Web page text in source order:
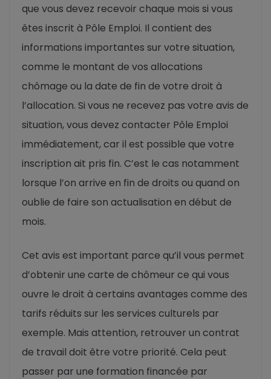
que vous devez recevoir chaque mois si vous
êtes inscrit à Pôle Emploi. Il contient des
informations importantes sur votre situation,
comme le montant de vos allocations
chômage ou la date de fin de votre droit à
l’allocation. Si vous ne recevez pas votre avis de
situation, vous devez contacter Pôle Emploi
immédiatement, car il est possible que votre
inscription ait pris fin. C’est le cas notamment
lorsque l’on arrive en fin de droits ou quand on
oublie de faire son actualisation en début de
mois.
Cet avis est important parce qu’il vous permet
d’obtenir une carte de chômeur ce qui vous
ouvre le droit à certains avantages comme des
tarifs réduits sur les services culturels par
exemple. Mais attention, retrouver un contrat
de travail doit être votre priorité. Cela peut
passer par une formation financée par